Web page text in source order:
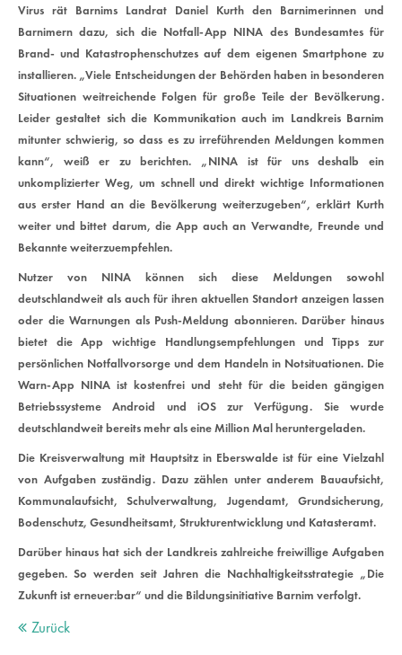
Support
Lorem ipsum dolor sit amet:
24h/ 365days
We offer support for our customers
Mon - Fri 8:00am - 5:00pm(GMT +1)
Get in touch
Cybersteel Inc.
376-293 City Road, Suite 600
San Francisco, CA 94102
Have any questions?
+44 1234 567 890
Drop us a line
info@yourdomain.com
About us
Lorem ipsum dolor sit amet, consectetuer adipiscing
Virus rät Barnims Landrat Daniel Kurth den Barnimerinnen und
Barnimern dazu, sich die Notfall-App NINA des Bundesamtes für
Brand- und Katastrophenschutzes auf dem eigenen Smartphone zu
installieren. „Viele Entscheidungen der Behörden haben in besonderen
Situationen weitreichende Folgen für große Teile der Bevölkerung.
Leider gestaltet sich die Kommunikation auch im Landkreis Barnim
mitunter schwierig, so dass es zu irreführenden Meldungen kommen
kann“, weiß er zu berichten. „NINA ist für uns deshalb ein
unkomplizierter Weg, um schnell und direkt wichtige Informationen
aus erster Hand an die Bevölkerung weiterzugeben“, erklärt Kurth
weiter und bittet darum, die App auch an Verwandte, Freunde und
Bekannte weiterzuempfehlen.
Nutzer von NINA können sich diese Meldungen sowohl
deutschlandweit als auch für ihren aktuellen Standort anzeigen lassen
oder die Warnungen als Push-Meldung abonnieren. Darüber hinaus
bietet die App wichtige Handlungsempfehlungen und Tipps zur
persönlichen Notfallvorsorge und dem Handeln in Notsituationen. Die
Warn-App NINA ist kostenfrei und steht für die beiden gängigen
Betriebssysteme Android und iOS zur Verfügung. Sie wurde
deutschlandweit bereits mehr als eine Million Mal heruntergeladen.
Die Kreisverwaltung mit Hauptsitz in Eberswalde ist für eine Vielzahl
von Aufgaben zuständig. Dazu zählen unter anderem Bauaufsicht,
Kommunalaufsicht, Schulverwaltung, Jugendamt, Grundsicherung,
Bodenschutz, Gesundheitsamt, Strukturentwicklung und Katasteramt.
Darüber hinaus hat sich der Landkreis zahlreiche freiwillige Aufgaben
gegeben. So werden seit Jahren die Nachhaltigkeitsstrategie „Die
Zukunft ist erneuer:bar“ und die Bildungsinitiative Barnim verfolgt.
Zurück